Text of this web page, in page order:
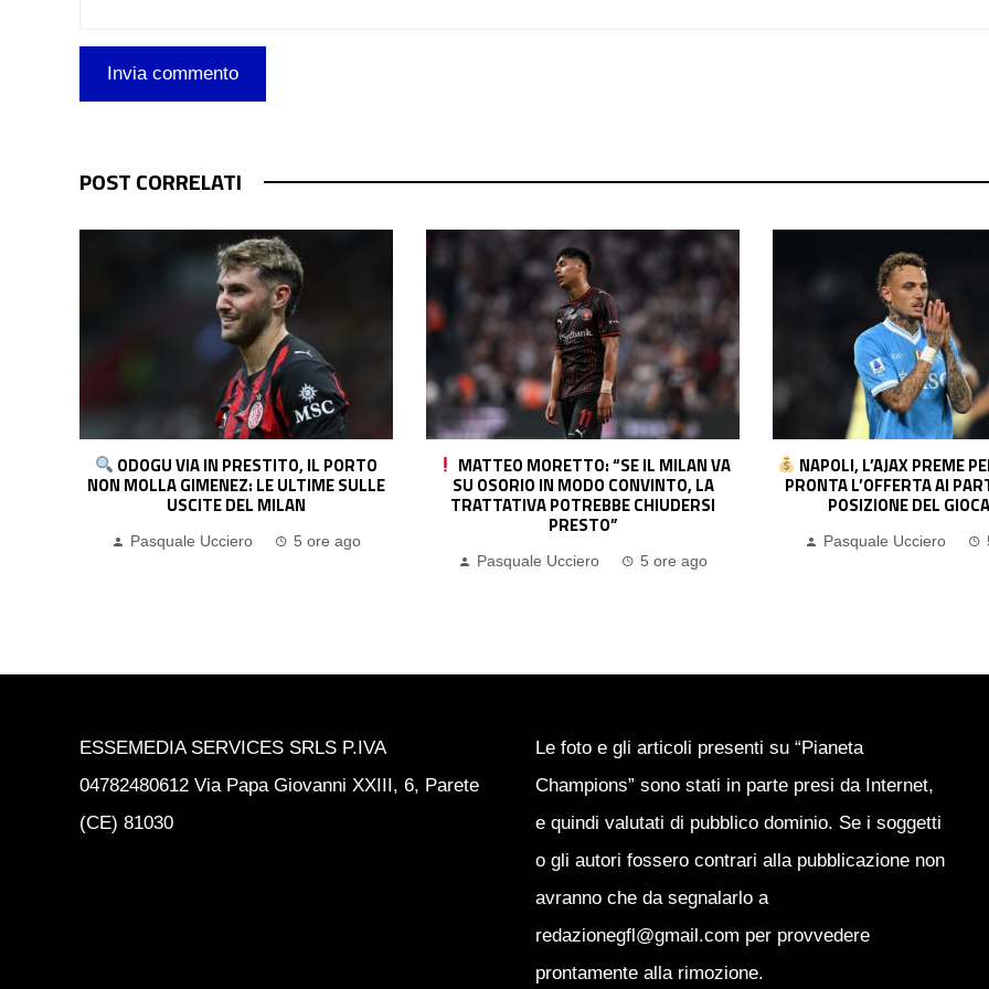
POST CORRELATI
MATTEO MORETTO: “SE IL MILAN VA
SU OSORIO IN MODO CONVINTO, LA
TRATTATIVA POTREBBE CHIUDERSI
NAPOLI, L’AJAX PREME PER NOA LANG:
PRONTA L’OFFERTA AI PARTENOPEI. LA
POSIZIONE DEL GIOCATORE
CONTATTI FITTI TRA
MADRID E TOTTENHAM
L’INTER SI ALLONTANA…
ESSEMEDIA SERVICES SRLS P.IVA
04782480612 Via Papa Giovanni XXIII, 6, Parete
(CE) 81030
Le foto e gli articoli presenti su “Pianeta
Champions” sono stati in parte presi da Internet,
e quindi valutati di pubblico dominio. Se i soggetti
o gli autori fossero contrari alla pubblicazione non
avranno che da segnalarlo a
redazionegfl@gmail.com per provvedere
prontamente alla rimozione.